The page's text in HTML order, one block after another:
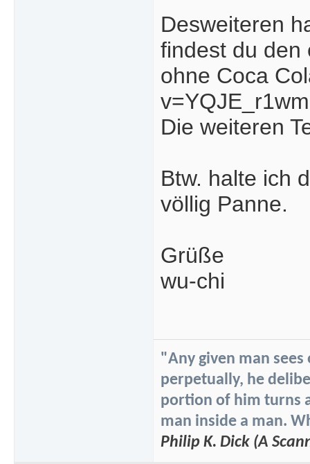
Desweiteren
findest du den
ohne Coca
Die weiteren
Btw. halte ich
völlig Panne.
Grüße
wu-chi
"Any given man
perpetually, he
portion of him turns
man inside a man.
Philip K. Dick (A